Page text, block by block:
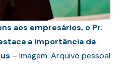
aos empresários, o Pr.
a importância da
– Imagem: Arquivo pessoal